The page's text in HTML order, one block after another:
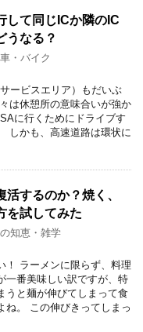
して同じICか隣のIC
うなる？
・バイク
ービスエリア）もだいぶ
は休憩所の意味合いが強か
に行くためにドライブす
しかも、高速道路は環状に
するのか？焼く、
を試してみた
知恵・雑学
！ ラーメンに限らず、料理
一番美味しい訳ですが、特
うと麺が伸びてしまって食
ね。 この伸びきってしまっ